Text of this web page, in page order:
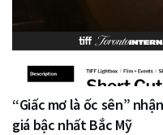
“Giấc mơ là ốc sên”
giá bậc nhất Bắc Mỹ